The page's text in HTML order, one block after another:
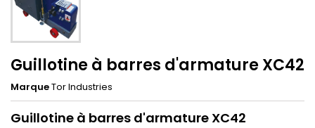
Guillotine à barres d'armature XC42
MarqueTor Industries
Guillotine à barres d'armature XC42